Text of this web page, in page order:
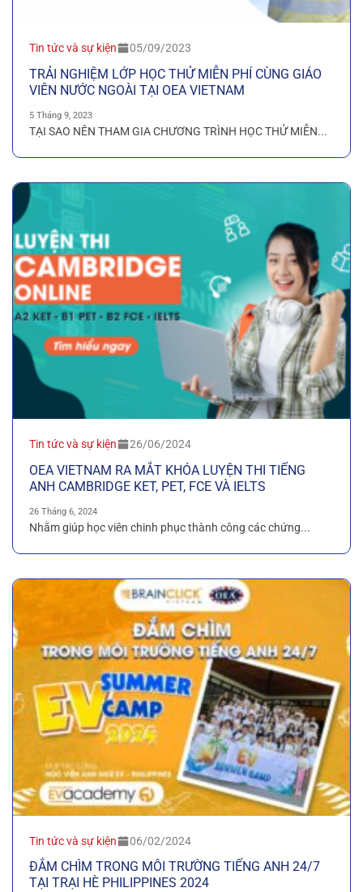
Tin tức và sự kiện 05/09/2023
TRẢI NGHIỆM LỚP HỌC THỬ MIỄN PHÍ CÙNG GIÁO
VIÊN NƯỚC NGOÀI TẠI OEA VIETNAM
5 Tháng 9, 2023
TẠI SAO NÊN THAM GIA CHƯƠNG TRÌNH HỌC THỬ MIỄN...
Tin tức và sự kiện 26/06/2024
OEA VIETNAM RA MẮT KHÓA LUYỆN THI TIẾNG
ANH CAMBRIDGE KET, PET, FCE VÀ IELTS
26 Tháng 6, 2024
Nhằm giúp học viên chinh phục thành công các chứng...
Tin tức và sự kiện 06/02/2024
ĐẮM CHÌM TRONG MÔI TRƯỜNG TIẾNG ANH 24/7
TẠI TRẠI HÈ PHILIPPINES 2024